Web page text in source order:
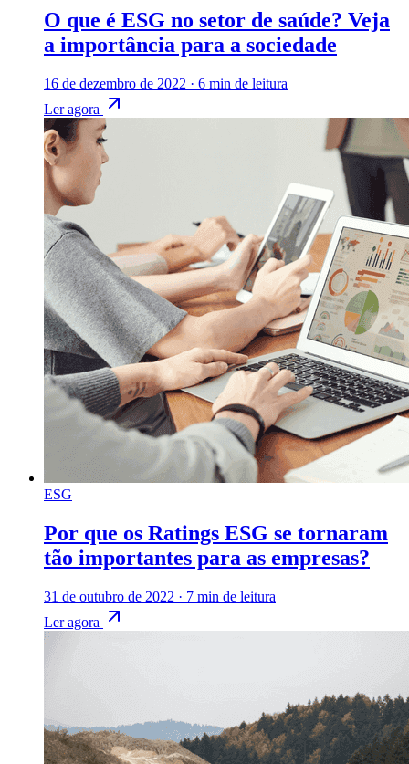
O que é ESG no setor de saúde? Veja
a importância para a sociedade
16 de dezembro de 2022 · 6 min de leitura
Ler agora
ESG
Por que os Ratings ESG se tornaram
tão importantes para as empresas?
31 de outubro de 2022 · 7 min de leitura
Ler agora